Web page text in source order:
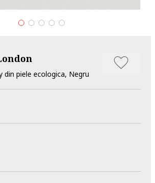
din piele ecologica, Negru